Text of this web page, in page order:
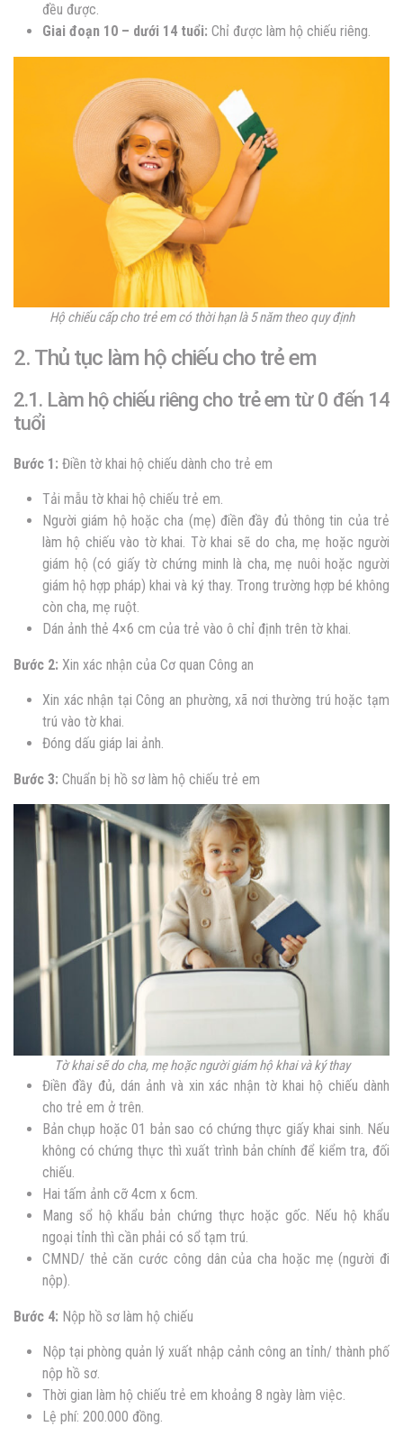
đều được.
Giai đoạn 10 – dưới 14 tuổi: Chỉ được làm hộ chiếu riêng.
Hộ chiếu cấp cho trẻ em có thời hạn là 5 năm theo quy định
2. Thủ tục làm hộ chiếu cho trẻ em
2.1. Làm hộ chiếu riêng cho trẻ em từ 0 đến 14
tuổi
Bước 1: Điền tờ khai hộ chiếu dành cho trẻ em
Tải mẫu tờ khai hộ chiếu trẻ em.
Người giám hộ hoặc cha (mẹ) điền đầy đủ thông tin của trẻ
làm hộ chiếu vào tờ khai. Tờ khai sẽ do cha, mẹ hoặc người
giám hộ (có giấy tờ chứng minh là cha, mẹ nuôi hoặc người
giám hộ hợp pháp) khai và ký thay. Trong trường hợp bé không
còn cha, mẹ ruột.
Dán ảnh thẻ 4×6 cm của trẻ vào ô chỉ định trên tờ khai.
Bước 2: Xin xác nhận của Cơ quan Công an
Xin xác nhận tại Công an phường, xã nơi thường trú hoặc tạm
trú vào tờ khai.
Đóng dấu giáp lai ảnh.
Bước 3: Chuẩn bị hồ sơ làm hộ chiếu trẻ em
Tờ khai sẽ do cha, mẹ hoặc người giám hộ khai và ký thay
Điền đầy đủ, dán ảnh và xin xác nhận tờ khai hộ chiếu dành
cho trẻ em ở trên.
Bản chụp hoặc 01 bản sao có chứng thực giấy khai sinh. Nếu
không có chứng thực thì xuất trình bản chính để kiểm tra, đối
chiếu.
Hai tấm ảnh cỡ 4cm x 6cm.
Mang sổ hộ khẩu bản chứng thực hoặc gốc. Nếu hộ khẩu
ngoại tỉnh thì cần phải có sổ tạm trú.
CMND/ thẻ căn cước công dân của cha hoặc mẹ (người đi
nộp).
Bước 4: Nộp hồ sơ làm hộ chiếu
Nộp tại phòng quản lý xuất nhập cảnh công an tỉnh/ thành phố
nộp hồ sơ.
Thời gian làm hộ chiếu trẻ em khoảng 8 ngày làm việc.
Lệ phí: 200.000 đồng.